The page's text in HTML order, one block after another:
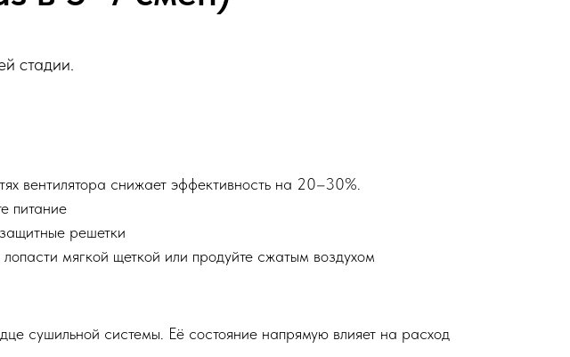
стадии.
вентилятора снижает эффективность на 20–30%.
питание
решетки
мягкой щеткой или продуйте сжатым воздухом
сушильной системы. Её состояние напрямую влияет на расход